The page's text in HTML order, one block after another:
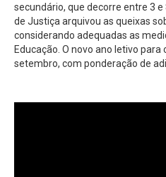
secundário, que decorre entre 3
de Justiça arquivou as queixas
considerando adequadas as
Educação. O novo ano letivo
setembro, com ponderação de